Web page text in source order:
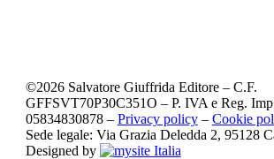
©2026Salvatore Giuffrida Editore – C.F.
GFFSVT70P30C351O – P. IVA e Reg.
05834830878 – Privacy policy– Cookie
Sede legale: Via Grazia Deledda 2, 95128
Designed by